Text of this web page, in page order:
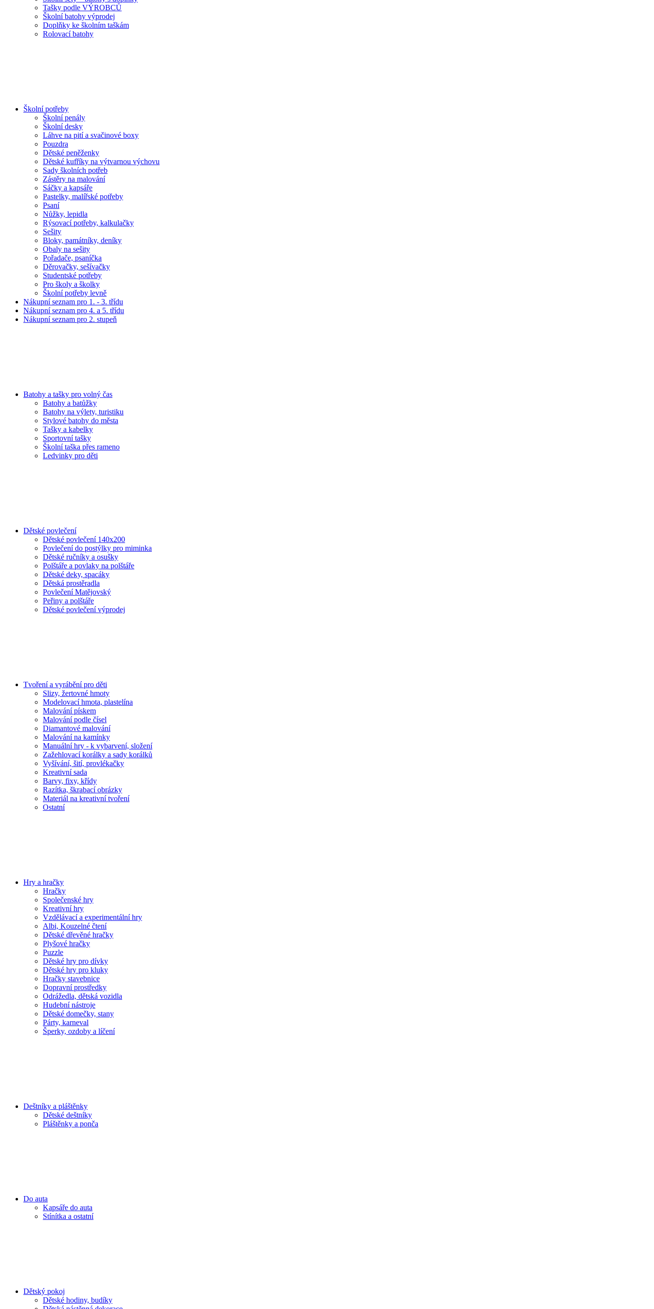
Tašky podle VÝROBCŮ
Školní batohy výprodej
Doplňky ke školním taškám
Rolovací batohy
Školní potřeby
Školní penály
Školní desky
Láhve na pití a svačinové boxy
Pouzdra
Dětské peněženky
Dětské kufříky na výtvarnou výchovu
Sady školních potřeb
Zástěry na malování
Sáčky a kapsáře
Pastelky, malířské potřeby
Psaní
Nůžky, lepidla
Rýsovací potřeby, kalkulačky
Sešity
Bloky, památníky, deníky
Obaly na sešity
Pořadače, psaníčka
Děrovačky, sešívačky
Studentské potřeby
Pro školy a školky
Školní potřeby levně
Nákupní seznam pro 1. - 3. třídu
Nákupní seznam pro 4. a 5. třídu
Nákupní seznam pro 2. stupeň
Batohy a tašky pro volný čas
Batohy a batůžky
Batohy na výlety, turistiku
Stylové batohy do města
Tašky a kabelky
Sportovní tašky
Školní taška přes rameno
Ledvinky pro děti
Dětské povlečení
Dětské povlečení 140x200
Povlečení do postýlky pro miminka
Dětské ručníky a osušky
Polštáře a povlaky na polštáře
Dětské deky, spacáky
Dětská prostěradla
Povlečení Matějovský
Peřiny a polštáře
Dětské povlečení výprodej
Tvoření a vyrábění pro děti
Slizy, žertovné hmoty
Modelovací hmota, plastelína
Malování pískem
Malování podle čísel
Diamantové malování
Malování na kamínky
Manuální hry - k vybarvení, složení
Zažehlovací korálky a sady korálků
Vyšívání, šití, provlékačky
Kreativní sada
Barvy, fixy, křídy
Razítka, škrabací obrázky
Materiál na kreativní tvoření
Ostatní
Hry a hračky
Hračky
Společenské hry
Kreativní hry
Vzdělávací a experimentální hry
Albi, Kouzelné čtení
Dětské dřevěné hračky
Plyšové hračky
Puzzle
Dětské hry pro dívky
Dětské hry pro kluky
Hračky stavebnice
Dopravní prostředky
Odrážedla, dětská vozidla
Hudební nástroje
Dětské domečky, stany
Párty, karneval
Šperky, ozdoby a líčení
Deštníky a pláštěnky
Dětské deštníky
Pláštěnky a ponča
Do auta
Kapsáře do auta
Stínítka a ostatní
Dětský pokoj
Dětské hodiny, budíky